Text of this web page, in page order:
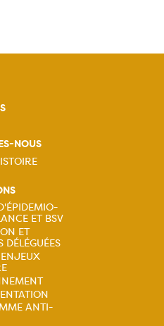
NOUS
ET BSV
ET
DÉLÉGUÉES
ENJEUX
ANTI-